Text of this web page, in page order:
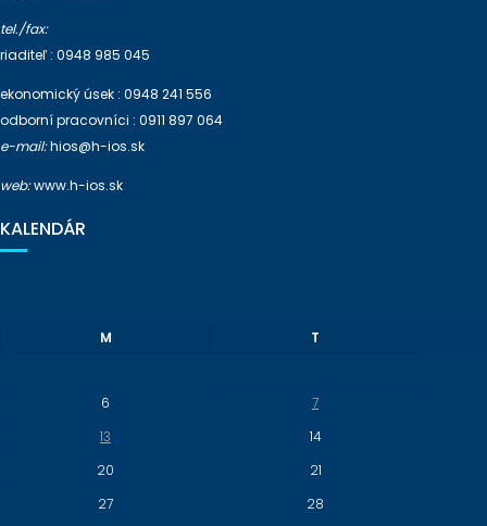
tel./fax:
riaditeľ : 0948 985 045
ekonomický úsek : 0948 241 556
odborní pracovníci : 0911 897 064
e-mail:hios@h-ios.sk
web:www.h-ios.sk
KALENDÁR
M T
6
7
13
14
20
21
27
28